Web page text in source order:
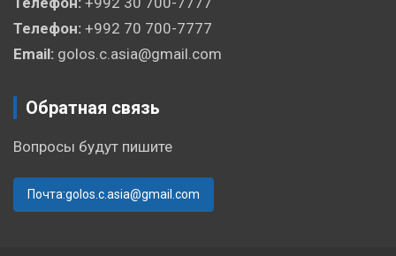
Телефон: +992 70 700-7777
Email: golos.c.asia@gmail.com
Обратная связь
Вопросы будут пишите
Почта:golos.c.asia@gmail.com